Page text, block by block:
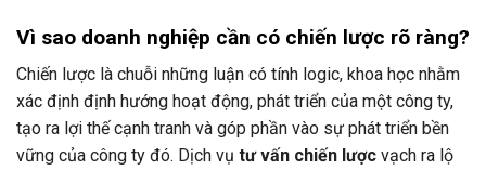
Vì sao doanh nghiệp cần có chiến lược rõ ràng?
Chiến lược là chuỗi những luận có tính logic, khoa học nhằm
xác định định hướng hoạt động, phát triển của một công ty,
tạo ra lợi thế cạnh tranh và góp phần vào sự phát triển bền
vững của công ty đó. Dịch vụ tư vấn chiến lược vạch ra lộ